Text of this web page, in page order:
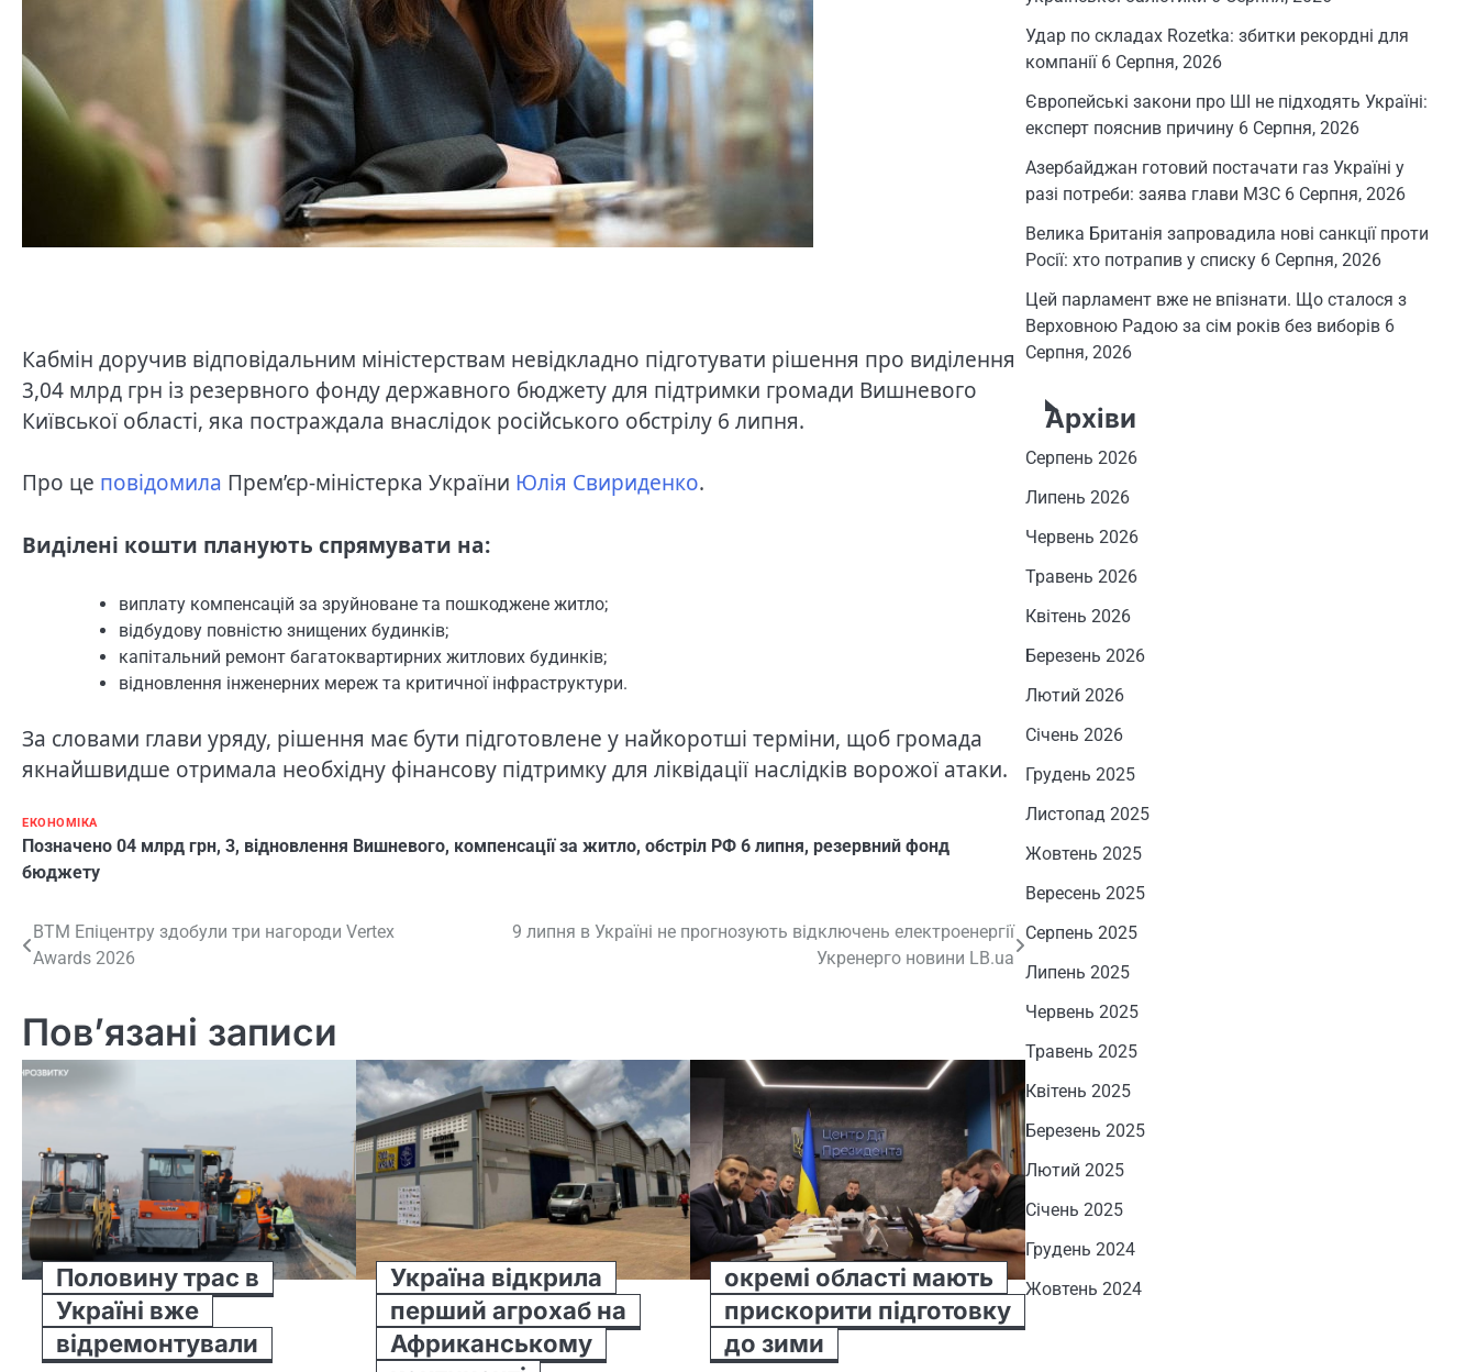
Кабмін доручив відповідальним міністерствам невідкладно підготувати рішення про виділення
3,04 млрд грн із резервного фонду державного бюджету для підтримки громади Вишневого
Київської області, яка постраждала внаслідок російського обстрілу 6 липня.
Про це повідомила Прем’єр-міністерка України Юлія Свириденко.
Виділені кошти планують спрямувати на:
виплату компенсацій за зруйноване та пошкоджене житло;
відбудову повністю знищених будинків;
капітальний ремонт багатоквартирних житлових будинків;
відновлення інженерних мереж та критичної інфраструктури.
За словами глави уряду, рішення має бути підготовлене у найкоротші терміни, щоб громада
якнайшвидше отримала необхідну фінансову підтримку для ліквідації наслідків ворожої атаки.
ЕКОНОМІКА
Позначено 04 млрд грн, 3, відновлення Вишневого, компенсації за житло, обстріл РФ 6 липня, резервний фонд
бюджету
Навігація
ВТМ Епіцентру здобули три нагороди Vertex
Awards 2026
9 липня в Україні не прогнозують відключень електроенергії
Укренерго новини LB.ua
Пов’язані записи
Половину трас в
Україні вже
відремонтували
Україна відкрила
перший агрохаб на
Африканському
окремі області мають
прискорити підготовку
до зими
Удар по складах Rozetka: збитки рекордні для
компанії 6 Серпня, 2026
Європейські закони про ШІ не підходять Україні:
експерт пояснив причину 6 Серпня, 2026
Азербайджан готовий постачати газ Україні у
разі потреби: заява глави МЗС 6 Серпня, 2026
Велика Британія запровадила нові санкції проти
Росії: хто потрапив у списку 6 Серпня, 2026
Цей парламент вже не впізнати. Що сталося з
Верховною Радою за сім років без виборів 6
Серпня, 2026
Архіви
Серпень 2026
Липень 2026
Червень 2026
Травень 2026
Квітень 2026
Березень 2026
Лютий 2026
Січень 2026
Грудень 2025
Листопад 2025
Жовтень 2025
Вересень 2025
Серпень 2025
Липень 2025
Червень 2025
Травень 2025
Квітень 2025
Березень 2025
Лютий 2025
Січень 2025
Грудень 2024
Жовтень 2024